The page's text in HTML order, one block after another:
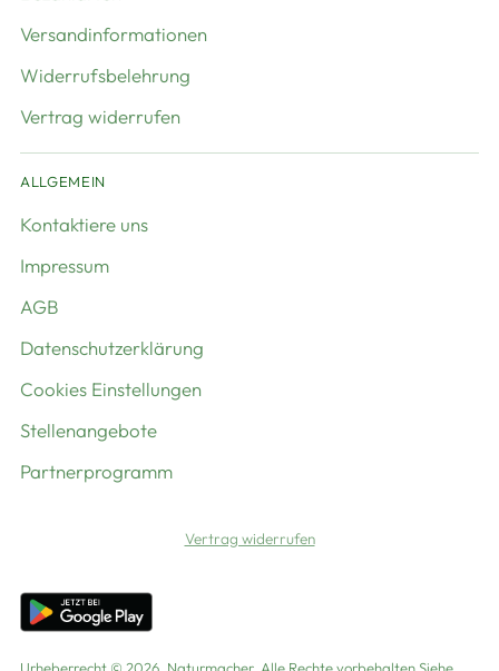
Versandinformationen
Widerrufsbelehrung
Vertrag widerrufen
ALLGEMEIN
Kontaktiere uns
Impressum
AGB
Datenschutzerklärung
Cookies Einstellungen
Stellenangebote
Partnerprogramm
Vertrag widerrufen